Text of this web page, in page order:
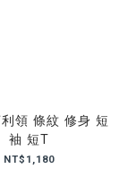
領 條紋 修身 短
袖 短T
NT$1,180